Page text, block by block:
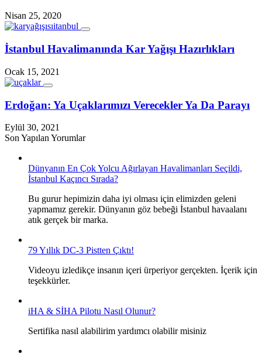
Nisan 25, 2020
İstanbul Havalimanında Kar Yağışı Hazırlıkları
Ocak 15, 2021
Erdoğan: Ya Uçaklarımızı Verecekler Ya Da Parayı
Eylül 30, 2021
Son Yapılan Yorumlar
Dünyanın En Çok Yolcu Ağırlayan Havalimanları Seçildi,
İstanbul Kaçıncı Sırada?
Bu gurur hepimizin daha iyi olması için elimizden geleni
yapmamız gerekir. Dünyanın göz bebeği İstanbul havaalanı
atık gerçek bir marka.
79 Yıllık DC-3 Pistten Çıktı!
Videoyu izledikçe insanın içeri ürperiyor gerçekten. İçerik için
teşekkürler.
iHA & SİHA Pilotu Nasıl Olunur?
Sertifika nasıl alabilirim yardımcı olabilir misiniz